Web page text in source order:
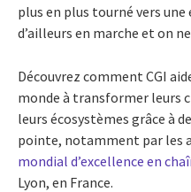
plus en plus tourné vers
d’ailleurs en marche et on
Découvrez comment CGI
monde à transformer leurs
leurs écosystèmes grâce à
pointe, notamment par les
mondial d’excellence en
Lyon, en France.